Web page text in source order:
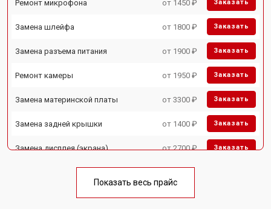
Ремонт микрофона от 1450 ₽ Заказать
Замена шлейфа от 1800 ₽ Заказать
Замена разъема питания от 1900 ₽ Заказать
Ремонт камеры от 1950 ₽ Заказать
Замена материнской платы от 3300 ₽ Заказать
Замена задней крышки от 1400 ₽ Заказать
Замена дисплея (экрана) от 2700 ₽ Заказать
Замена кнопки включения от 1750 ₽
Показать весь прайс